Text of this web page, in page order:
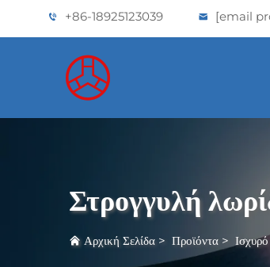
+86-18925123039 [email
Στρογγυλή
Αρχική Σελίδα > Προϊόντα >